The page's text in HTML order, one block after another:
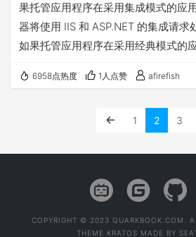
果托管应用程序在采用集成模式的应
器将使用 IIS 和 ASP.NET 的集成请求
如果托管应用程序在采用经典模式的
理请求的方式就像应用程序在 IIS 6.0
6.0中的经典模式中，ASP.NET是一个
6958点热度 1人点赞 afirefish
1 2 3
COPYRIGHT © 2023 QUARKBOOK.COM.
THEME KRATOS MADE BY